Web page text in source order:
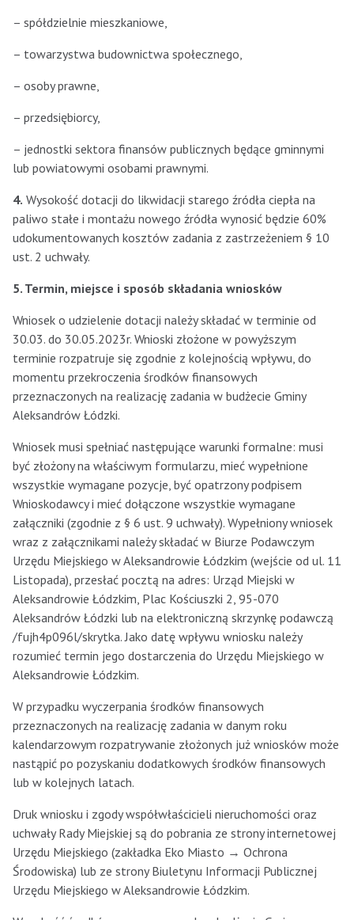
– spółdzielnie mieszkaniowe,
– towarzystwa budownictwa społecznego,
– osoby prawne,
– przedsiębiorcy,
– jednostki sektora finansów publicznych będące gminnymi
lub powiatowymi osobami prawnymi.
4. Wysokość dotacji do likwidacji starego źródła ciepła na
paliwo stałe i montażu nowego źródła wynosić będzie 60%
udokumentowanych kosztów zadania z zastrzeżeniem § 10
ust. 2 uchwały.
5. Termin, miejsce i sposób składania wniosków
Wniosek o udzielenie dotacji należy składać w terminie od
30.03. do 30.05.2023r. Wnioski złożone w powyższym
terminie rozpatruje się zgodnie z kolejnością wpływu, do
momentu przekroczenia środków finansowych
przeznaczonych na realizację zadania w budżecie Gminy
Aleksandrów Łódzki.
Wniosek musi spełniać następujące warunki formalne: musi
być złożony na właściwym formularzu, mieć wypełnione
wszystkie wymagane pozycje, być opatrzony podpisem
Wnioskodawcy i mieć dołączone wszystkie wymagane
załączniki (zgodnie z § 6 ust. 9 uchwały). Wypełniony wniosek
wraz z załącznikami należy składać w Biurze Podawczym
Urzędu Miejskiego w Aleksandrowie Łódzkim (wejście od ul. 11
Listopada), przesłać pocztą na adres: Urząd Miejski w
Aleksandrowie Łódzkim, Plac Kościuszki 2, 95-070
Aleksandrów Łódzki lub na elektroniczną skrzynkę podawczą
/fujh4p096l/skrytka. Jako datę wpływu wniosku należy
rozumieć termin jego dostarczenia do Urzędu Miejskiego w
Aleksandrowie Łódzkim.
W przypadku wyczerpania środków finansowych
przeznaczonych na realizację zadania w danym roku
kalendarzowym rozpatrywanie złożonych już wniosków może
nastąpić po pozyskaniu dodatkowych środków finansowych
lub w kolejnych latach.
Druk wniosku i zgody współwłaścicieli nieruchomości oraz
uchwały Rady Miejskiej są do pobrania ze strony internetowej
Urzędu Miejskiego (zakładka Eko Miasto → Ochrona
Środowiska) lub ze strony Biuletynu Informacji Publicznej
Urzędu Miejskiego w Aleksandrowie Łódzkim.